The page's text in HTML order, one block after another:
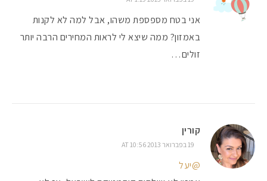
אני בטח מספספת משהו, אבל למה לא לקנות
באמזון? ממה שיצא לי לראות המחירים הרבה יותר
זולים…
קורין
19 בפברואר 2013 AT 10:56
@יעל